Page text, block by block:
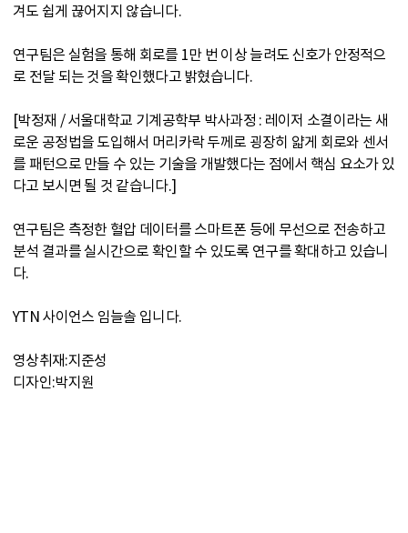
겨도 쉽게 끊어지지 않습니다.
연구팀은 실험을 통해 회로를 1만 번 이상 늘려도 신호가 안정적으
로 전달 되는 것을 확인했다고 밝혔습니다.
[박정재 / 서울대학교 기계공학부 박사과정 : 레이저 소결이라는 새
로운 공정법을 도입해서 머리카락 두께로 굉장히 얇게 회로와 센서
를 패턴으로 만들 수 있는 기술을 개발했다는 점에서 핵심 요소가 있
다고 보시면 될 것 같습니다.]
연구팀은 측정한 혈압 데이터를 스마트폰 등에 무선으로 전송하고
분석 결과를 실시간으로 확인할 수 있도록 연구를 확대하고 있습니
다.
YTN 사이언스 임늘솔 입니다.
영상취재:지준성
디자인:박지원